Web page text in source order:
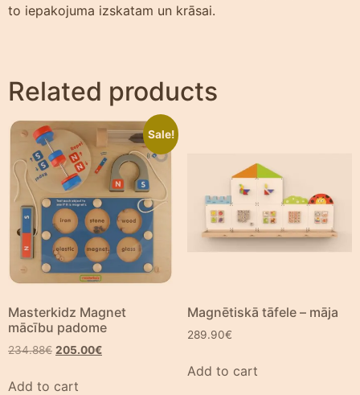
to iepakojuma izskatam un krāsai.
Related products
Sale!
Masterkidz Magnet
mācību padome
234.88€ 205.00€
Add to cart
Magnētiskā tāfele – māja
289.90€
Add to cart